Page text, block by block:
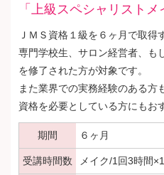
「上級スペシャリストメ
ＪＭＳ資格１級を６ヶ月で取得
専門学校生、サロン経営者、も
を修了された方が対象です。
また業界での実務経験のある方
資格を必要としている方にもお
期間 ６ヶ月
受講時間数 メイク/1回3時間